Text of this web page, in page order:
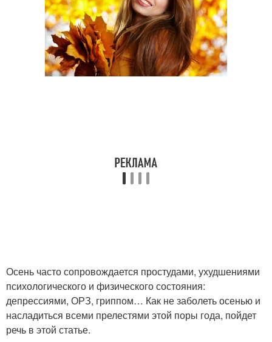
Осень часто сопровождается простудами, ухудшениями
психологического и физического состояния:
депрессиями, ОРЗ, гриппом… Как не заболеть осенью и
насладиться всеми прелестями этой поры года, пойдет
речь в этой статье.